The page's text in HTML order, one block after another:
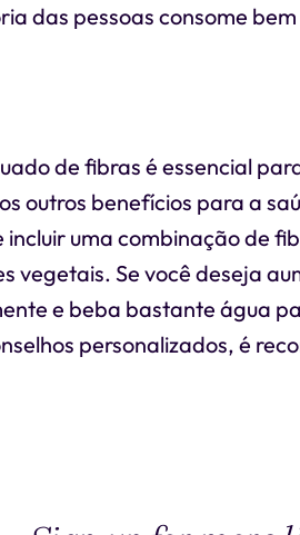
das pessoas consome bem
de fibras é essencial
outros benefícios para a
uma combinação de
vegetais. Se você deseja
e beba bastante água
personalizados, é